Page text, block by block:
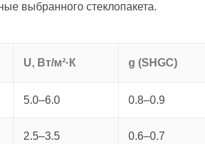
выбранного стеклопакета.
U, Вт/м²·К g (SHGC)
5.0–6.0 0.8–0.9
2.5–3.5 0.6–0.7